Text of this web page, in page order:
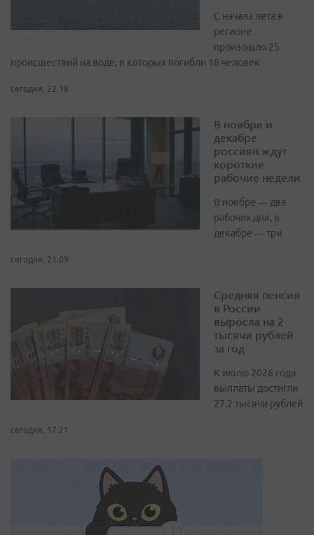
С начала лета в
регионе
произошло 25
происшествий на воде, в которых погибли 18 человек
сегодня, 22:18
В ноябре и
декабре
россиян ждут
короткие
рабочие недели
В ноябре — два
рабочих дня, в
декабре — три
сегодня, 21:09
Средняя пенсия
в России
выросла на 2
тысячи рублей
за год
К июлю 2026 года
выплаты достигли
27,2 тысячи рублей
сегодня, 17:21